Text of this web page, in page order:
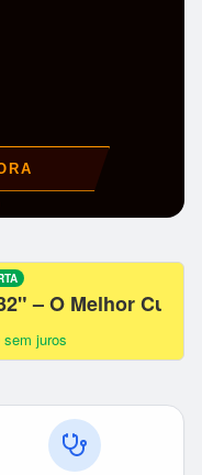
– O Melhor
juros